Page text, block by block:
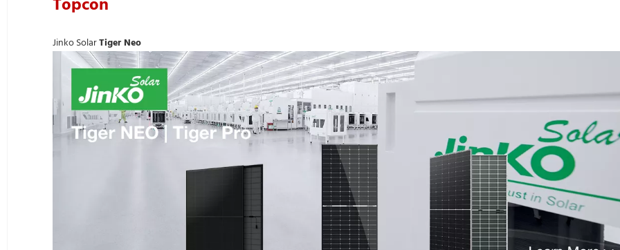
Topcon
Jinko SolarTiger Neo